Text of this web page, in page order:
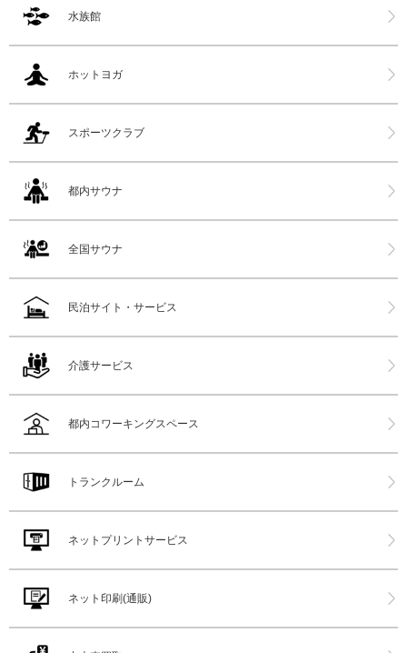
水族館
ホットヨガ
スポーツクラブ
都内サウナ
全国サウナ
民泊サイト・サービス
介護サービス
都内コワーキングスペース
トランクルーム
ネットプリントサービス
ネット印刷(通販)